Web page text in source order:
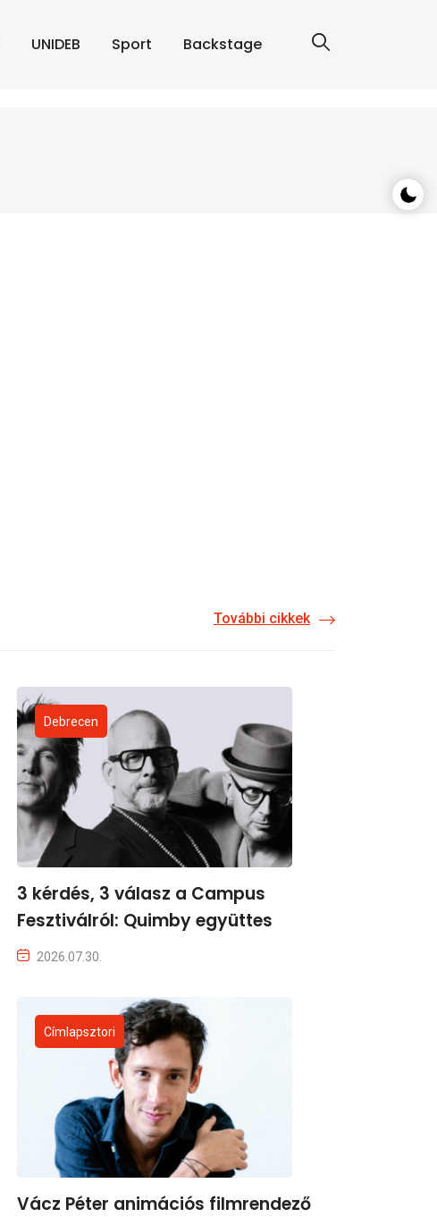
UNIDEB Sport Backstage
További cikkek
Debrecen
3 kérdés, 3 válasz a Campus
Fesztiválról: Quimby együttes
2026.07.30.
Címlapsztori
Vácz Péter animációs filmrendező